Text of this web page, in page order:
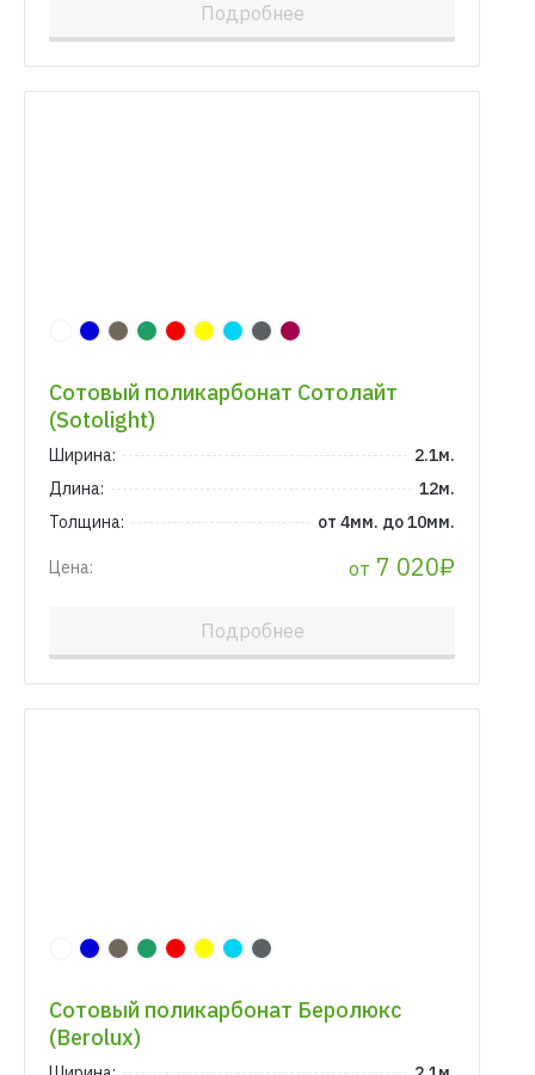
Подробнее
Сотовый поликарбонат Сотолайт
(Sotolight)
Ширина:
2.1м.
Длина:
12м.
Толщина:
от 4мм. до 10мм.
Цена: от 7 020₽
Подробнее
Сотовый поликарбонат Беролюкс
(Berolux)